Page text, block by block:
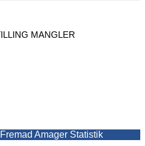
MANGLER
Amager Statistik